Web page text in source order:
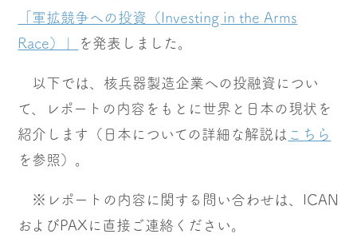
「軍拡競争への投資（Investing in the Arms
Race）」
を発表しました。
以下では、核兵器製造企業への投融資につい
て、レポートの内容をもとに世界と日本の現状を
紹介します（日本についての詳細な解説は こちら
を参照）。
※レポートの内容に関する問い合わせは、ICAN
およびPAXに直接ご連絡ください。